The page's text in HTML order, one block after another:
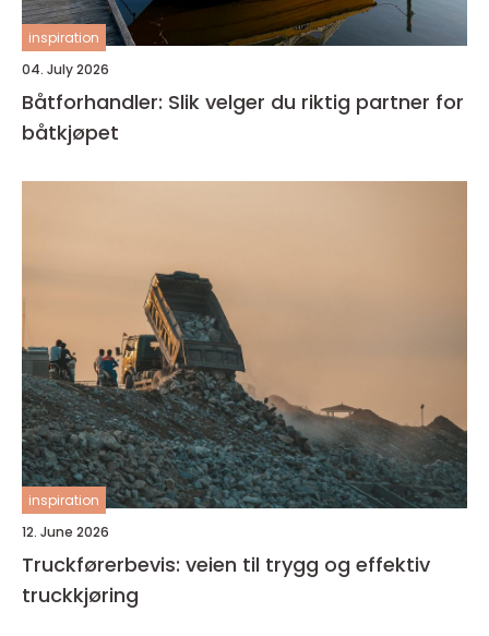
inspiration
04. July 2026
Båtforhandler: Slik velger du riktig partner for
båtkjøpet
inspiration
12. June 2026
Truckførerbevis: veien til trygg og effektiv
truckkjøring